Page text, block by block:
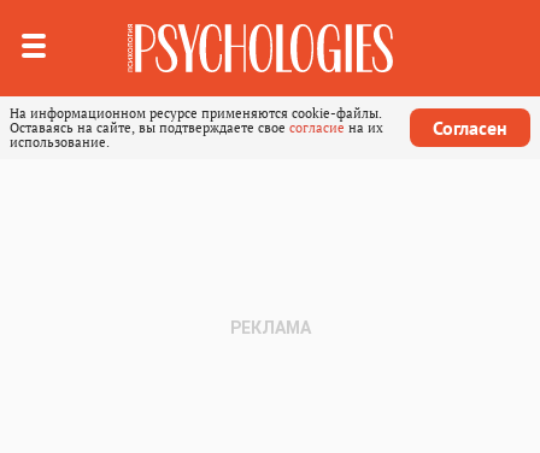
На информационном ресурсе применяются cookie-файлы.
Оставаясь на сайте, вы подтверждаете свое согласие на их
использование.
Согласен